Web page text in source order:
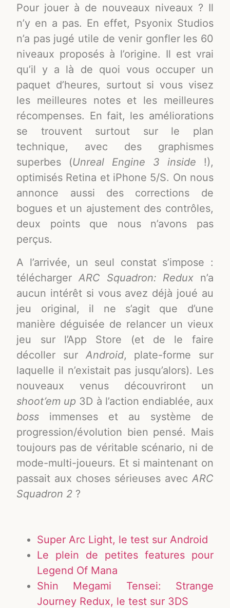
Pour jouer à de nouveaux niveaux ? Il
n’y en a pas. En effet, Psyonix Studios
n’a pas jugé utile de venir gonfler les 60
niveaux proposés à l’origine. Il est vrai
qu’il y a là de quoi vous occuper un
paquet d’heures, surtout si vous visez
les meilleures notes et les meilleures
récompenses. En fait, les améliorations
se trouvent surtout sur le plan
technique, avec des graphismes
superbes (Unreal Engine 3 inside !),
optimisés Retina et iPhone 5/S. On nous
annonce aussi des corrections de
bogues et un ajustement des contrôles,
deux points que nous n’avons pas
perçus.
A l’arrivée, un seul constat s’impose :
télécharger ARC Squadron: Redux n’a
aucun intérêt si vous avez déjà joué au
jeu original, il ne s’agit que d’une
manière déguisée de relancer un vieux
jeu sur l’App Store (et de le faire
décoller sur Android, plate-forme sur
laquelle il n’existait pas jusqu’alors). Les
nouveaux venus découvriront un
shoot’em up 3D à l’action endiablée, aux
boss immenses et au système de
progression/évolution bien pensé. Mais
toujours pas de véritable scénario, ni de
mode-multi-joueurs. Et si maintenant on
passait aux choses sérieuses avec ARC
Squadron 2 ?
Super Arc Light, le test sur Android
Le plein de petites features pour
Legend Of Mana
Shin Megami Tensei: Strange
Journey Redux, le test sur 3DS